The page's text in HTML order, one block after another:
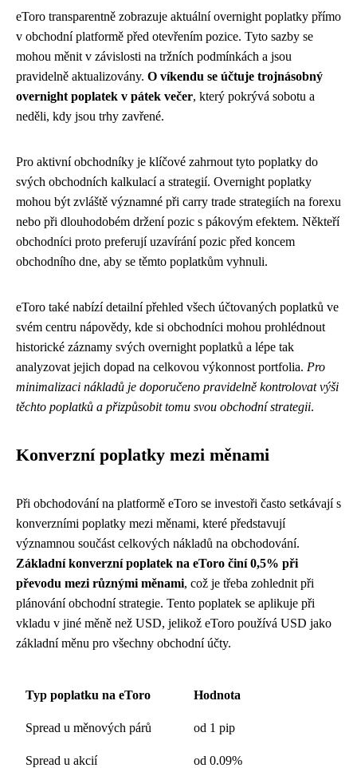
eToro transparentně zobrazuje aktuální overnight poplatky přímo
v obchodní platformě před otevřením pozice. Tyto sazby se
mohou měnit v závislosti na tržních podmínkách a jsou
pravidelně aktualizovány. O víkendu se účtuje trojnásobný
overnight poplatek v pátek večer, který pokrývá sobotu a
neděli, kdy jsou trhy zavřené.
Pro aktivní obchodníky je klíčové zahrnout tyto poplatky do
svých obchodních kalkulací a strategií. Overnight poplatky
mohou být zvláště významné při carry trade strategiích na forexu
nebo při dlouhodobém držení pozic s pákovým efektem. Někteří
obchodníci proto preferují uzavírání pozic před koncem
obchodního dne, aby se těmto poplatkům vyhnuli.
eToro také nabízí detailní přehled všech účtovaných poplatků ve
svém centru nápovědy, kde si obchodníci mohou prohlédnout
historické záznamy svých overnight poplatků a lépe tak
analyzovat jejich dopad na celkovou výkonnost portfolia. Pro
minimalizaci nákladů je doporučeno pravidelně kontrolovat výši
těchto poplatků a přizpůsobit tomu svou obchodní strategii.
Konverzní poplatky mezi měnami
Při obchodování na platformě eToro se investoři často setkávají s
konverzními poplatky mezi měnami, které představují
významnou součást celkových nákladů na obchodování.
Základní konverzní poplatek na eToro činí 0,5% při
převodu mezi různými měnami, což je třeba zohlednit při
plánování obchodní strategie. Tento poplatek se aplikuje při
vkladu v jiné měně než USD, jelikož eToro používá USD jako
základní měnu pro všechny obchodní účty.
Typ poplatku na eToro Hodnota
Spread u měnových párů od 1 pip
Spread u akcií od 0.09%